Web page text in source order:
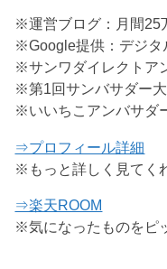
※運営ブログ：月間25
※Google提供：デジタ
※サンワダイレクトア
※第1回サンバサダー
※いいちこアンバサダ
⇒プロフィール詳細
※もっと詳しく見てく
⇒楽天ROOM
※気になったものをピ